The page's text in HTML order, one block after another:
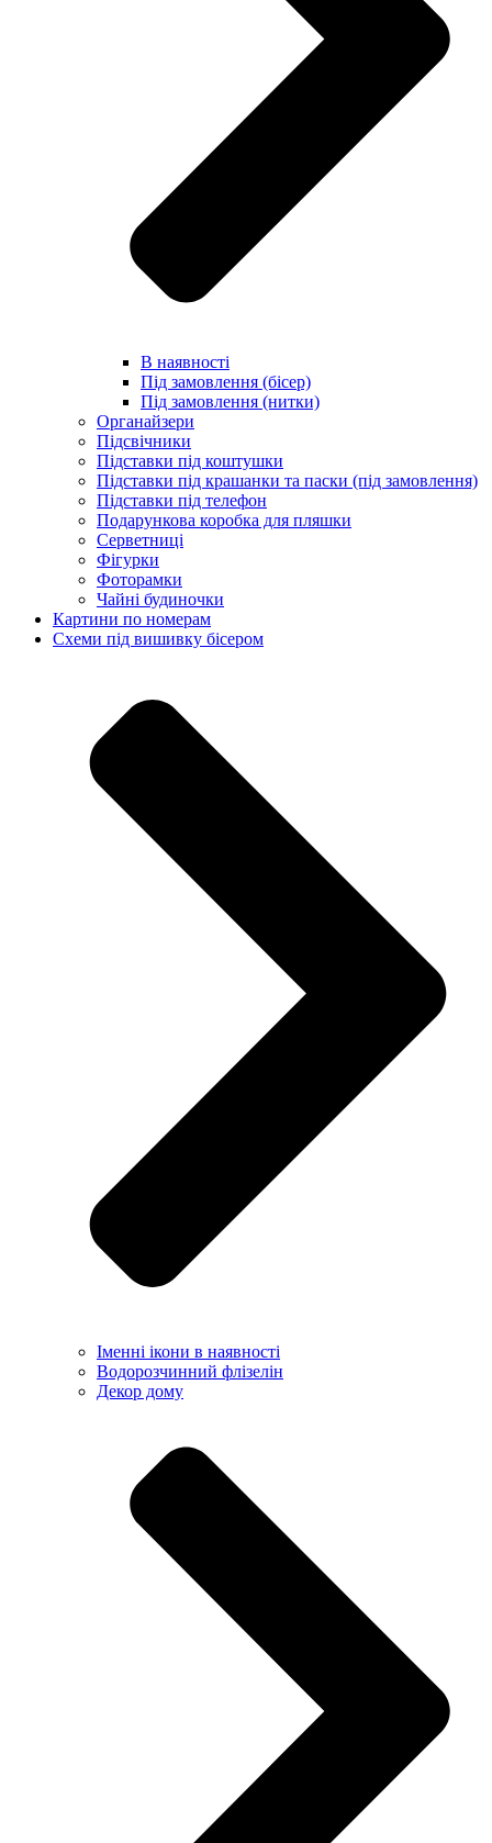
В наявності
Під замовлення (бісер)
Під замовлення (нитки)
Органайзери
Підсвічники
Підставки під коштушки
Підставки під крашанки та паски (під замовлення)
Підставки під телефон
Подарункова коробка для пляшки
Серветниці
Фігурки
Фоторамки
Чайні будиночки
Картини по номерам
Схеми під вишивку бісером
Іменні ікони в наявності
Водорозчинний флізелін
Декор дому